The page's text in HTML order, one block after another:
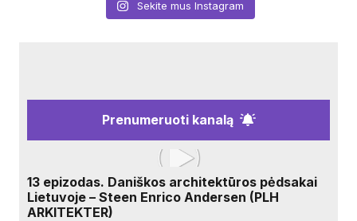
Sekite mus Instagram
Prenumeruoti kanalą
13 epizodas. Daniškos architektūros pėdsakai
Lietuvoje – Steen Enrico Andersen (PLH
ARKITEKTER)